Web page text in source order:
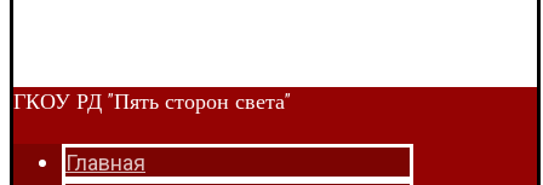
ГКОУ РД "Пять сторон света"
Главная